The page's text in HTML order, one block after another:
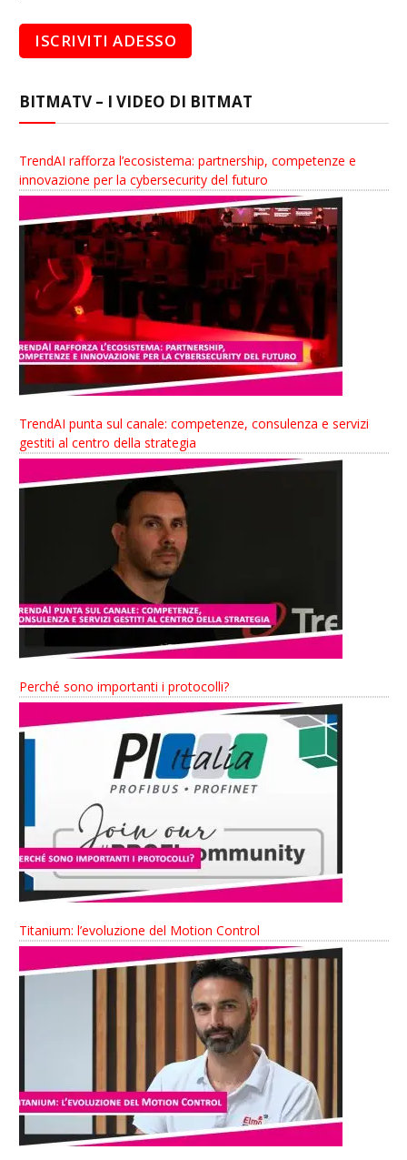
BITMATV – I VIDEO DI BITMAT
TrendAI rafforza l’ecosistema: partnership, competenze e
innovazione per la cybersecurity del futuro
TrendAI punta sul canale: competenze, consulenza e servizi
gestiti al centro della strategia
Perché sono importanti i protocolli?
Titanium: l’evoluzione del Motion Control